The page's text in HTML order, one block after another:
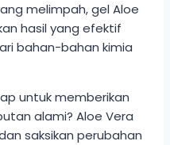
melimpah, gel Aloe
hasil yang efektif
bahan-bahan kimia
untuk memberikan
alami? Aloe Vera
saksikan perubahan